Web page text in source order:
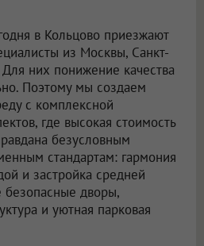
в Кольцово приезжают
из Москвы, Санкт-
них понижение качества
Поэтому мы создаем
с комплексной
где высокая стоимость
безусловным
стандартам: гармония
и застройка средней
безопасные дворы,
и уютная парковая